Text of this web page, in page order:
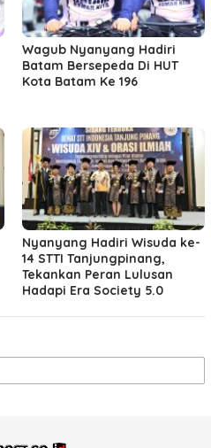
Wagub Nyanyang Hadiri
Batam Bersepeda Di HUT
Kota Batam Ke 196
Nyanyang Hadiri Wisuda ke-
14 STTI Tanjungpinang,
Tekankan Peran Lulusan
Hadapi Era Society 5.0